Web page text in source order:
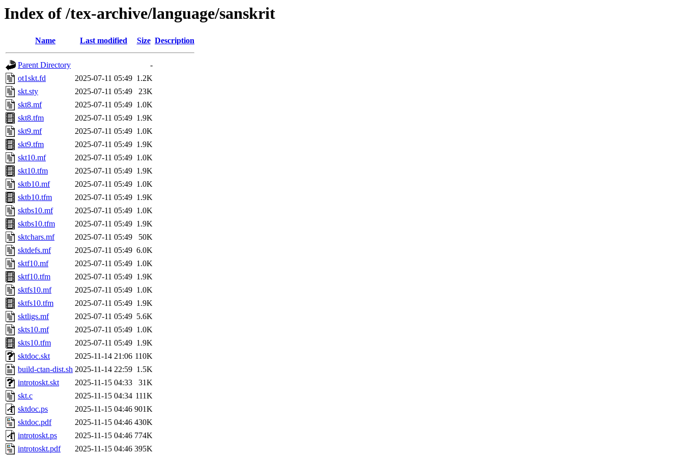
Index of /tex-archive/language/sanskrit
Name Last modified Size Description
Parent Directory
-
ot1skt.fd
2025-07-11 05:49 1.2K
skt.sty
2025-07-11 05:49
23K
skt8.mf
2025-07-11 05:49 1.0K
skt8.tfm
2025-07-11 05:49 1.9K
skt9.mf
2025-07-11 05:49 1.0K
skt9.tfm
2025-07-11 05:49 1.9K
skt10.mf
2025-07-11 05:49 1.0K
skt10.tfm
2025-07-11 05:49 1.9K
sktb10.mf
2025-07-11 05:49 1.0K
sktb10.tfm
2025-07-11 05:49 1.9K
sktbs10.mf
2025-07-11 05:49 1.0K
sktbs10.tfm
2025-07-11 05:49 1.9K
sktchars.mf
2025-07-11 05:49
50K
sktdefs.mf
2025-07-11 05:49 6.0K
sktf10.mf
2025-07-11 05:49 1.0K
sktf10.tfm
2025-07-11 05:49 1.9K
sktfs10.mf
2025-07-11 05:49 1.0K
sktfs10.tfm
2025-07-11 05:49 1.9K
sktligs.mf
2025-07-11 05:49 5.6K
skts10.mf
2025-07-11 05:49 1.0K
skts10.tfm
2025-07-11 05:49 1.9K
sktdoc.skt
2025-11-14 21:06 110K
build-ctan-dist.sh 2025-11-14 22:59 1.5K
introtoskt.skt
2025-11-15 04:33
31K
skt.c
2025-11-15 04:34 111K
sktdoc.ps
2025-11-15 04:46 901K
sktdoc.pdf
2025-11-15 04:46 430K
introtoskt.ps
2025-11-15 04:46 774K
introtoskt.pdf
2025-11-15 04:46 395K